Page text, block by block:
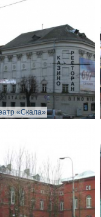
«Скала»